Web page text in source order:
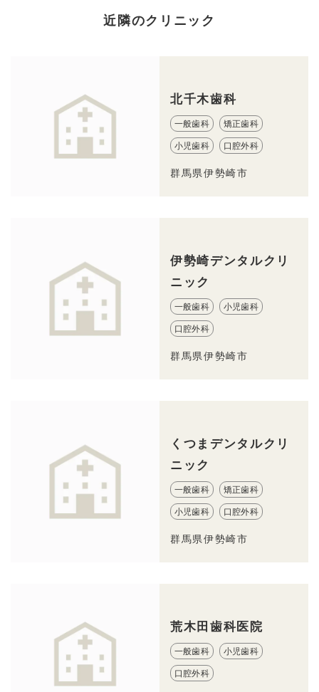
近隣のクリニック
北千木歯科
一般歯科 矯正歯科
小児歯科 口腔外科
群馬県伊勢崎市
伊勢崎デンタルクリ
ニック
一般歯科 小児歯科
口腔外科
群馬県伊勢崎市
くつまデンタルクリ
ニック
一般歯科 矯正歯科
小児歯科 口腔外科
群馬県伊勢崎市
荒木田歯科医院
一般歯科 小児歯科
口腔外科